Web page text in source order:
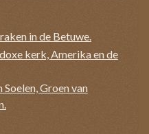
in de Betuwe.
kerk, Amerika en de
Groen van